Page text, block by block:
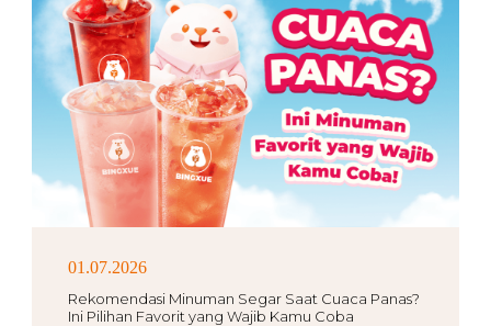
01.07.2026
Rekomendasi Minuman Segar Saat Cuaca Panas?
Ini Pilihan Favorit yang Wajib Kamu Coba